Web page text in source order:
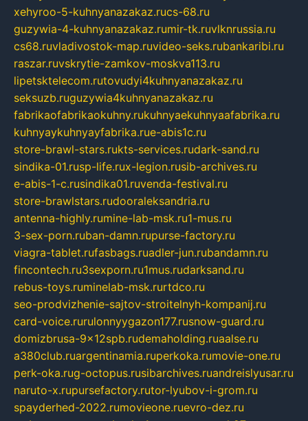
xehyroo-5-kuhnyanazakaz.rucs-68.ru
guzywia-4-kuhnyanazakaz.rumir-tk.ruvlknrussia.ru
cs68.ruvladivostok-map.ruvideo-seks.rubankaribi.ru
raszar.ruvskrytie-zamkov-moskva113.ru
lipetsktelecom.rutovudyi4kuhnyanazakaz.ru
seksuzb.ruguzywia4kuhnyanazakaz.ru
fabrikaofabrikaokuhny.rukuhnyaekuhnyaafabrika.ru
kuhnyaykuhnyayfabrika.rue-abis1c.ru
store-brawl-stars.rukts-services.rudark-sand.ru
sindika-01.rusp-life.rux-legion.rusib-archives.ru
e-abis-1-c.rusindika01.ruvenda-festival.ru
store-brawlstars.rudooraleksandria.ru
antenna-highly.rumine-lab-msk.ru1-mus.ru
3-sex-porn.ruban-damn.rupurse-factory.ru
viagra-tablet.rufasbags.ruadler-jun.rubandamn.ru
fincontech.ru3sexporn.ru1mus.rudarksand.ru
rebus-toys.ruminelab-msk.rurtdco.ru
seo-prodvizhenie-sajtov-stroitelnyh-kompanij.ru
card-voice.rurulonnyygazon177.rusnow-guard.ru
domizbrusa-9x12spb.rudemaholding.ruaalse.ru
a380club.ruargentinamia.ruperkoka.rumovie-one.ru
perk-oka.rug-octopus.rusibarchives.ruandreislyusar.ru
naruto-x.rupursefactory.rutor-lyubov-i-grom.ru
spayderhed-2022.rumovieone.ruevro-dez.ru